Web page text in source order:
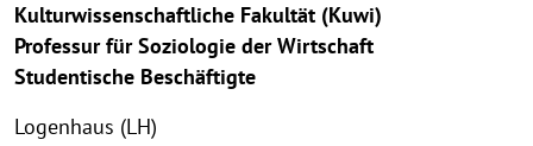
Kulturwissenschaftliche Fakultät (Kuwi)
Professur für Soziologie der Wirtschaft
Studentische Beschäftigte
Logenhaus (LH)